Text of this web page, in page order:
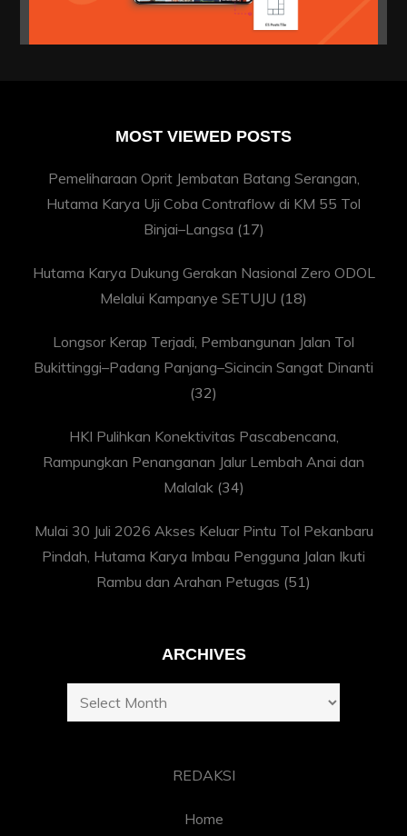
MOST VIEWED POSTS
Pemeliharaan Oprit Jembatan Batang Serangan,
Hutama Karya Uji Coba Contraflow di KM 55 Tol
Binjai–Langsa (17)
Hutama Karya Dukung Gerakan Nasional Zero ODOL
Melalui Kampanye SETUJU (18)
Longsor Kerap Terjadi, Pembangunan Jalan Tol
Bukittinggi–Padang Panjang–Sicincin Sangat Dinanti
(32)
HKI Pulihkan Konektivitas Pascabencana,
Rampungkan Penanganan Jalur Lembah Anai dan
Malalak (34)
Mulai 30 Juli 2026 Akses Keluar Pintu Tol Pekanbaru
Pindah, Hutama Karya Imbau Pengguna Jalan Ikuti
Rambu dan Arahan Petugas (51)
ARCHIVES
Archives
REDAKSI
Home